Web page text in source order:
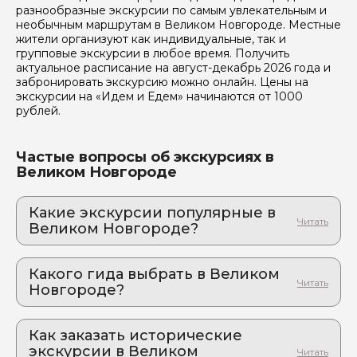
разнообразные экскурсии по самым увлекательным и
необычным маршрутам в Великом Новгороде. Местные
жители организуют как индивидуальные, так и
групповые экскурсии в любое время. Получить
актуальное расписание на август-декабрь 2026 года и
забронировать экскурсию можно онлайн. Цены на
экскурсии на «Идем и Едем» начинаются от 1000
рублей.
Частые вопросы об экскурсиях в
Великом Новгороде
Какие экскурсии популярные в
Великом Новгороде?
стеклянных игрушек
Магия стекла: создайте свою уникальную игрушку
2. Великий Новгород: пешеходная
экскурсия по старому городу
Возможность прочувствовать дух древней Руси
3. Русь изначальная: Господин Великий
Какого гида выбрать в Великом
Новгороде?
2. Алексей.К 830
Как заказать исторические
экскурсии в Великом